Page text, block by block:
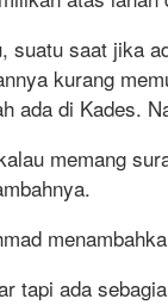
suatu saat jika
kurang
ada di Kades.
memang
tapi ada